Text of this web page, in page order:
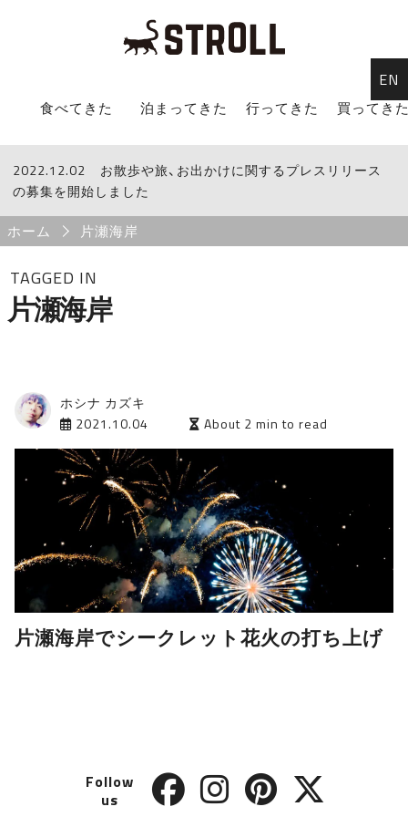
STROLL Menu
食べてきた 泊まってきた 行ってきた 買ってき
STROLLからのお知らせ
2022.12.02
お散歩や旅、お出かけに関するプレスリリース
の募集を開始しました
Breadcrumb
ホーム 片瀬海岸
TAGGED IN
片瀬海岸
ホシナ カズキ
2021.10.04
About 2 min to read
片瀬海岸でシークレット花火の打ち上げ
Follow
us
EN